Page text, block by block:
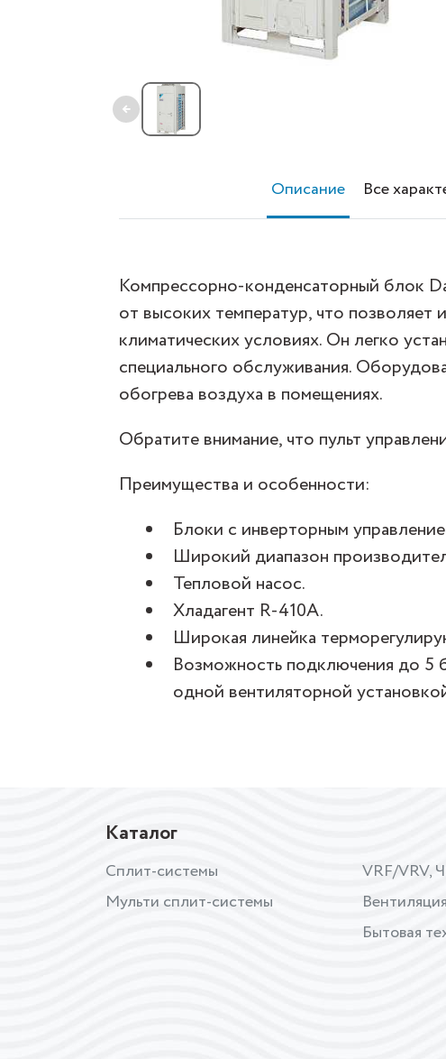
←
Описание Все
Компрессорно-конденсаторный блок
от высоких температур, что позволяет
климатических условиях. Он легко
специального обслуживания.
обогрева воздуха в помещениях.
Обратите внимание, что пульт
Преимущества и особенности:
Блоки с инверторным
Широкий диапазон
Тепловой насос.
Хладагент R-410A.
Широкая линейка
Возможность подключения до 5
одной вентиляторной
Каталог
Сплит-системы
Мульти сплит-системы
VRF/VRV,
Вентиляция
Бытовая